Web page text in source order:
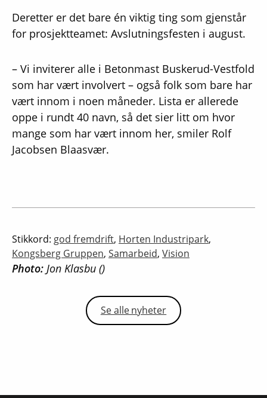
Deretter er det bare én viktig ting som gjenstår
for prosjektteamet: Avslutningsfesten i august.
– Vi inviterer alle i Betonmast Buskerud-Vestfold
som har vært involvert – også folk som bare har
vært innom i noen måneder. Lista er allerede
oppe i rundt 40 navn, så det sier litt om hvor
mange som har vært innom her, smiler Rolf
Jacobsen Blaasvær.
Stikkord: god fremdrift, Horten Industripark,
Kongsberg Gruppen, Samarbeid, Vision
Photo: Jon Klasbu ()
Se alle nyheter